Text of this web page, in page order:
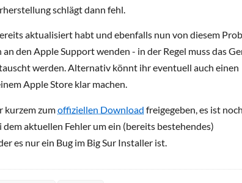
schlägt dann fehl.
aktualisiert habt und ebenfalls nun von diesem
den Apple Support wenden - in der Regel muss das
werden. Alternativ könnt ihr eventuell auch einen
Apple Store klar machen.
kurzem zumoffiziellen Download freigegeben, es ist noch
aktuellen Fehler um ein (bereits bestehendes)
es nur ein Bug im Big Sur Installer ist.